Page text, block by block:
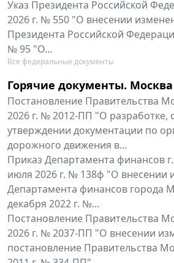
Указ Президента Российской
2026 г. № 550 "О внесении
Президента Российской
№ 95 "О...
Все федеральные документы
Горячие документы. Москва
Постановление Правительства
2026 г. № 2012-ПП "О разработке,
утверждении документации по
дорожного движения в...
Приказ Департамента финансов
июля 2026 г. № 138ф "О внесении
Департамента финансов города
декабря 2022 г. №...
Постановление Правительства
2026 г. № 2037-ПП "О внесении
постановление Правительства